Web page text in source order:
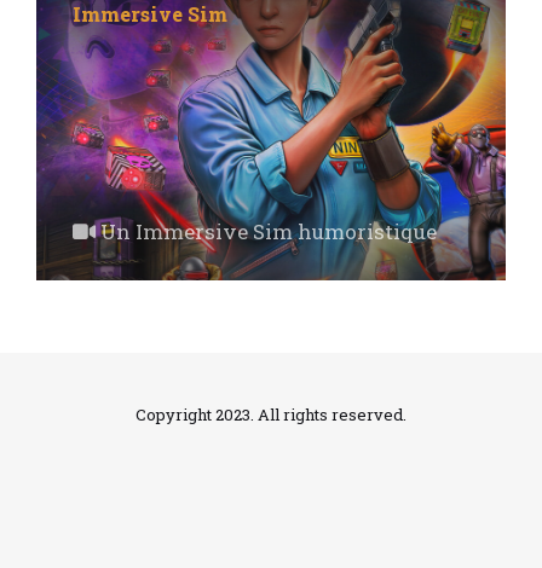
Immersive Sim
Un Immersive Sim humoristique
Copyright 2023. All rights reserved.